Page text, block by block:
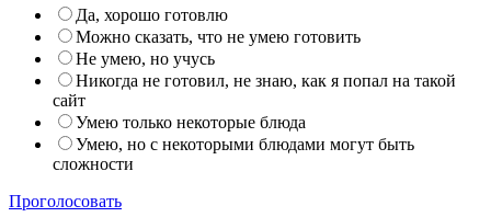
Да, хорошо готовлю
Можно сказать, что не умею готовить
Не умею, но учусь
Никогда не готовил, не знаю, как я попал на такой
сайт
Умею только некоторые блюда
Умею, но с некоторыми блюдами могут быть
сложности
Проголосовать